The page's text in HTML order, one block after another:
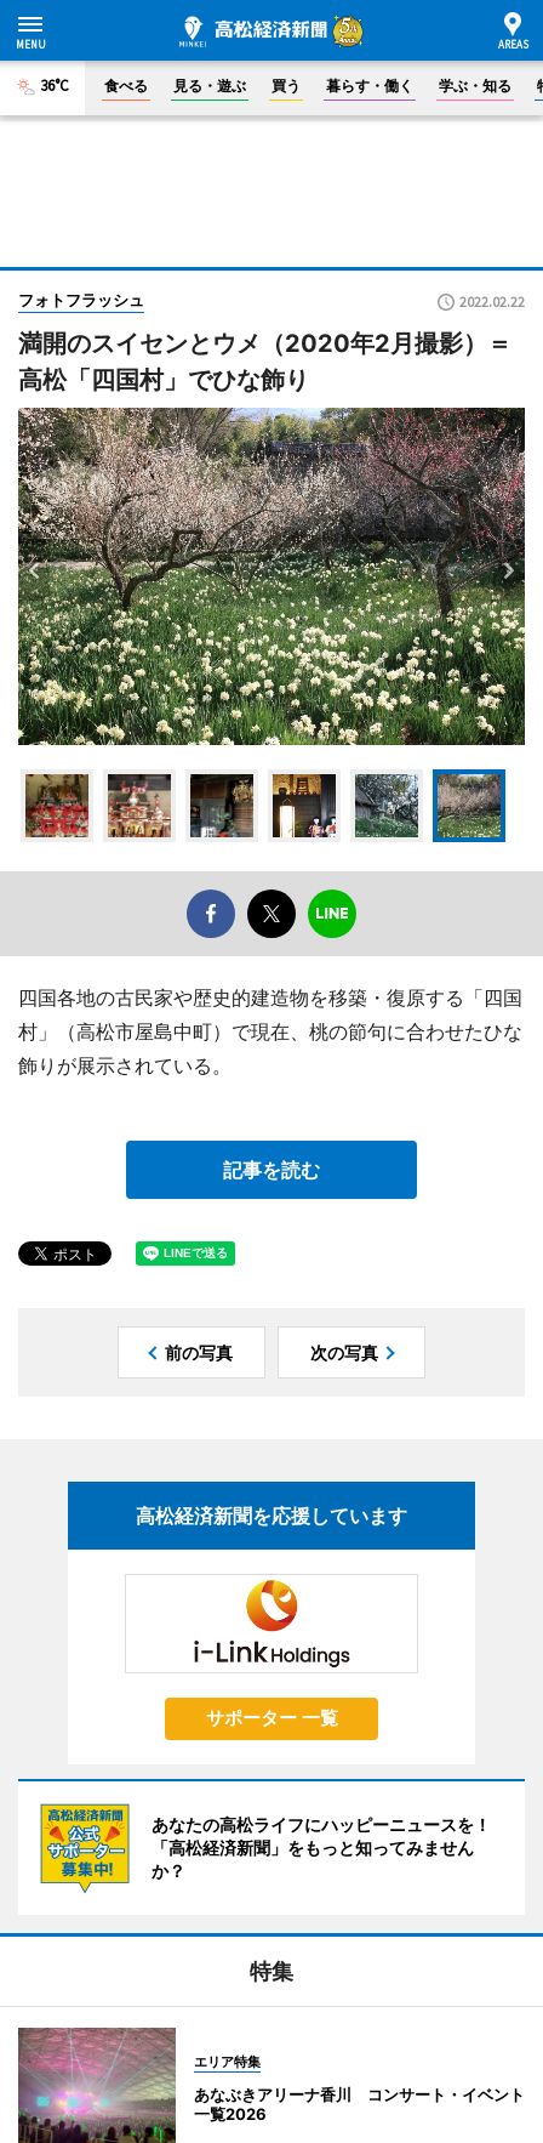
36°C 食べる 見る・遊ぶ 買う 暮らす・働く 学ぶ・知る
フォトフラッシュ 2022.02.22
満開のスイセンとウメ（2020年2月撮影）＝
高松「四国村」でひな飾り
四国各地の古民家や歴史的建造物を移築・復原する「四国
村」（高松市屋島中町）で現在、桃の節句に合わせたひな
飾りが展示されている。
記事を読む
前の写真 次の写真
高松経済新聞を応援しています
サポーター 一覧
あなたの高松ライフにハッピーニュースを！
「高松経済新聞」をもっと知ってみません
か？
特集
エリア特集
あなぶきアリーナ香川 コンサート・イベント
一覧2026